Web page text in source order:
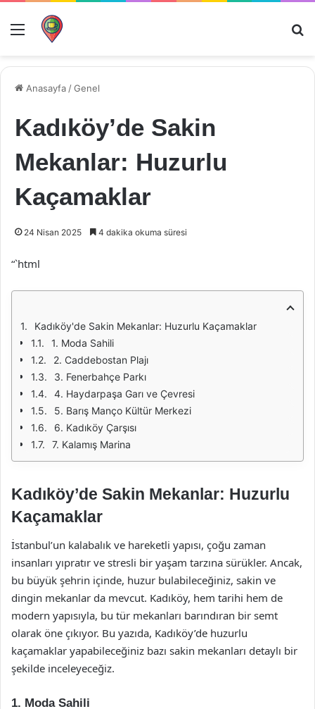
Menü
Anasayfa /Genel
Kadıköy’de Sakin
Mekanlar: Huzurlu
Kaçamaklar
24 Nisan 2025 4 dakika okuma süresi
“`html
Kadıköy'de Sakin Mekanlar: Huzurlu Kaçamaklar
1. Moda Sahili
2. Caddebostan Plajı
3. Fenerbahçe Parkı
4. Haydarpaşa Garı ve Çevresi
5. Barış Manço Kültür Merkezi
6. Kadıköy Çarşısı
7. Kalamış Marina
Kadıköy’de Sakin Mekanlar: Huzurlu
Kaçamaklar
İstanbul’un kalabalık ve hareketli yapısı, çoğu zaman
insanları yıpratır ve stresli bir yaşam tarzına sürükler. Ancak,
bu büyük şehrin içinde, huzur bulabileceğiniz, sakin ve
dingin mekanlar da mevcut. Kadıköy, hem tarihi hem de
modern yapısıyla, bu tür mekanları barındıran bir semt
olarak öne çıkıyor. Bu yazıda, Kadıköy’de huzurlu
kaçamaklar yapabileceğiniz bazı sakin mekanları detaylı bir
şekilde inceleyeceğiz.
1. Moda Sahili